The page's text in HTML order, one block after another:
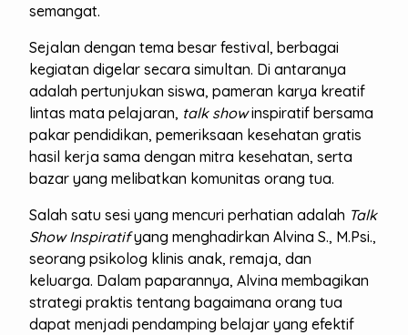
semangat.
Sejalan dengan tema besar festival, berbagai
kegiatan digelar secara simultan. Di antaranya
adalah pertunjukan siswa, pameran karya kreatif
lintas mata pelajaran, talk showinspiratif bersama
pakar pendidikan, pemeriksaan kesehatan gratis
hasil kerja sama dengan mitra kesehatan, serta
bazar yang melibatkan komunitas orang tua.
Salah satu sesi yang mencuri perhatian adalah Talk
Show Inspiratifyang menghadirkan Alvina S., M.Psi.,
seorang psikolog klinis anak, remaja, dan
keluarga. Dalam paparannya, Alvina membagikan
strategi praktis tentang bagaimana orang tua
dapat menjadi pendamping belajar yang efektif